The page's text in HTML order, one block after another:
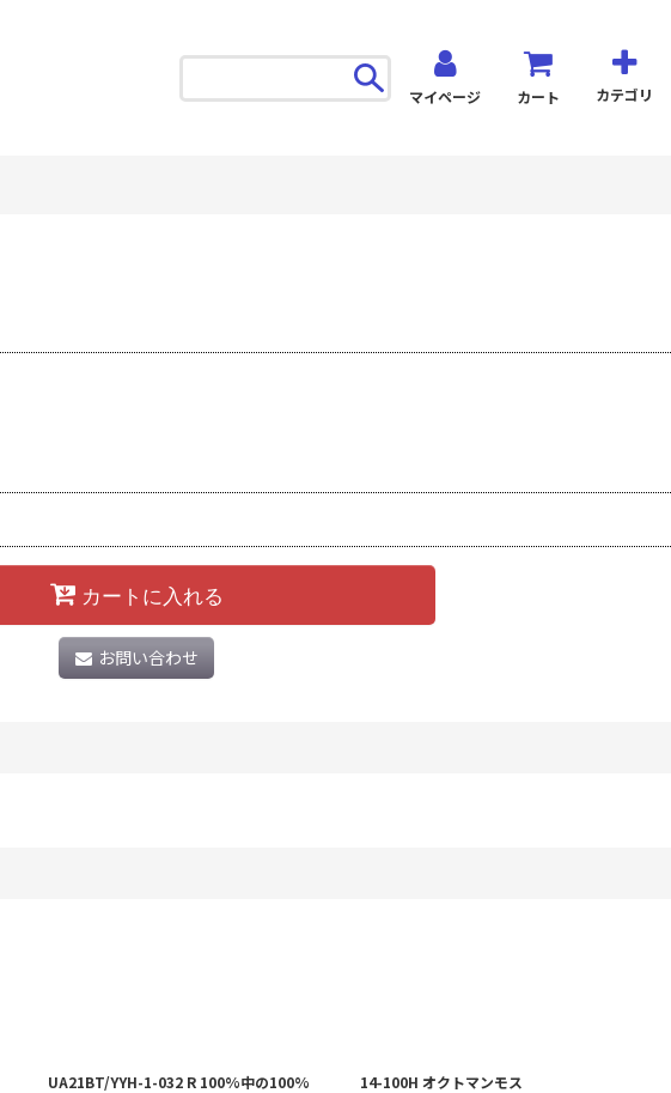
マイページ カート カテゴリ
カートに入れる
お問い合わせ
UA21BT/YYH-1-032 R 100%中の100%
14-100H オクトマンモス